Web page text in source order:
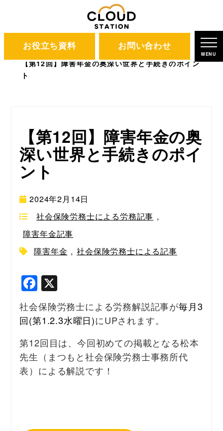
お役立ち資料 お問い合わせ
MENU
CLOUD STATION
ブログ
【第12回】障害年金の奥深い世界と手続きのポイン
ト
【第12回】障害年金の奥
深い世界と手続きのポイ
ント
2024年2月14日
社会保険労務士による労務記事 ,
障害年金記事
障害年金 , 社会保険労務士による記事
F
a
c
e
b
o
o
社会保険労務士による労務解説記事が毎月3
回(第1.2.3水曜日)にUPされます。
第12回目は、今回初めての掲載となる松本
先生（まつもと社会保険労務士事務所代
表）による解説です！